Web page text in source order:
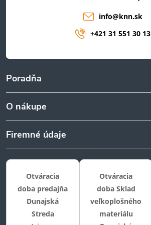
Poradňa
O nákupe
Firemné údaje
info@knn.sk
+421 31 551 30 13
Otváracia
doba predajňa
Dunajská
Streda
Otváracia
doba Sklad
veľkoplošného
materiálu